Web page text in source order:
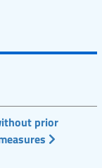
prior